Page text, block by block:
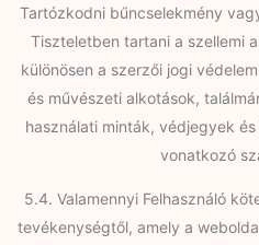
Tartózkodni bűncselekmény
Tiszteletben tartani a szellemi
különösen a szerzői jogi
és művészeti alkotások,
használati minták, védjegyek
vonatkozó
5.4. Valamennyi Felhasználó
tevékenységtől, amely a